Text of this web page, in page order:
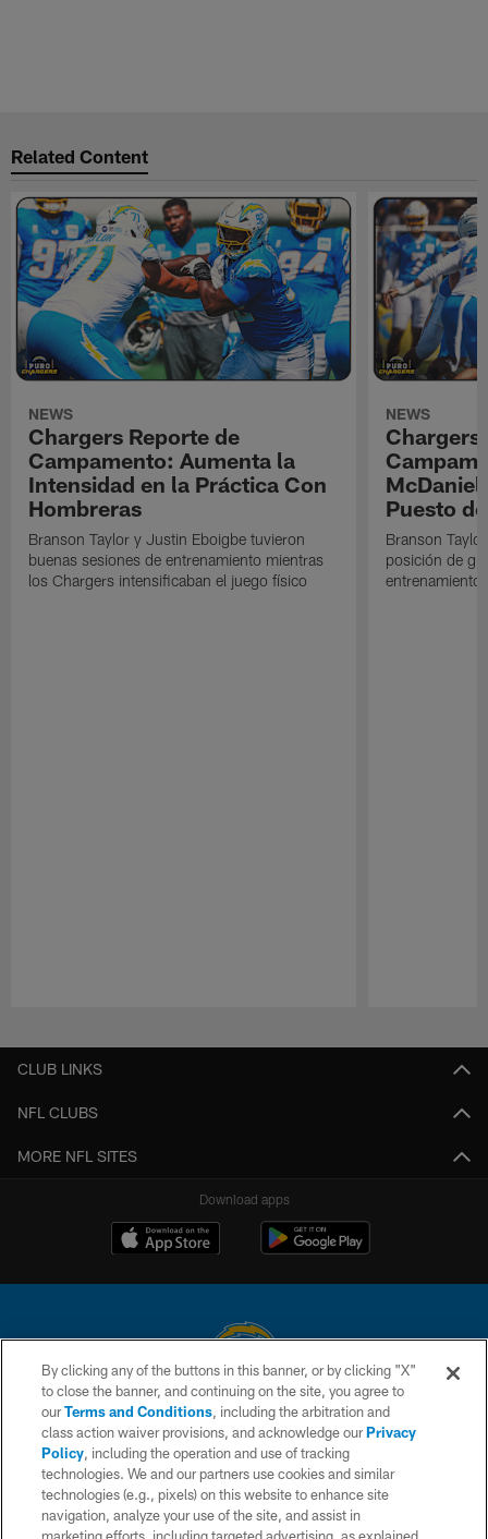
Related Content
NEWS
Chargers Reporte de
Campamento: Aumenta la
Intensidad en la Práctica Con
Hombreras
Branson Taylor y Justin Eboigbe tuvieron
buenas sesiones de entrenamiento mientras
los Chargers intensificaban el juego físico
NEWS
Chargers
Puesto
Branson
posición de
entrenamiento
CLUB LINKS
NFL CLUBS
MORE NFL SITES
Download apps
© 2026 Chargers Football Company, LLC. All rights reserved. This website
is managed on a digital platform of the National Football League.
CONTACT US
WEBSITE ACCESSIBILITY
TERMS AND CONDITIONS
By clicking any of the buttons in this banner, or by clicking "X"
to close the banner, and continuing on the site, you agree to
ourTerms and Conditions, including the arbitration and
class action waiver provisions, and acknowledge ourPrivacy
Policy, including the operation and use of tracking
technologies. We and our partners use cookies and similar
technologies (e.g., pixels) on this website to enhance site
navigation, analyze your use of the site, and assist in